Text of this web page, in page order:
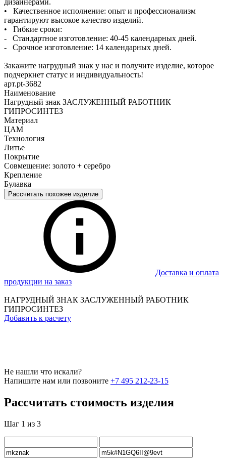
дизайнерами.
• Качественное исполнение: опыт и профессионализм
гарантируют высокое качество изделий.
• Гибкие сроки:
- Стандартное изготовление: 40-45 календарных дней.
- Срочное изготовление: 14 календарных дней.
Закажите нагрудный знак у нас и получите изделие, которое
подчеркнет статус и индивидуальность!
арт.pt-3682
Наименование
Нагрудный знак ЗАСЛУЖЕННЫЙ РАБОТНИК
ГИПРОСИНТЕЗ
Материал
ЦАМ
Технология
Литье
Покрытие
Совмещение: золото + серебро
Крепление
Булавка
Рассчитать похожее изделие
Доставка и оплата
продукции на заказ
НАГРУДНЫЙ ЗНАК ЗАСЛУЖЕННЫЙ РАБОТНИК
ГИПРОСИНТЕЗ
Добавить к расчету
Не нашли что искали?
Напишите нам или позвоните +7 495 212-23-15
Рассчитать стоимость изделия
Шаг 1 из 3